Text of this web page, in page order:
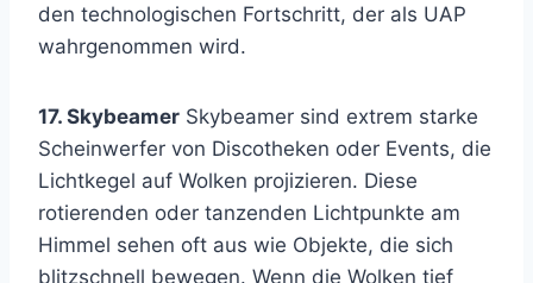
den technologischen Fortschritt, der als UAP
wahrgenommen wird.
17. Skybeamer Skybeamer sind extrem starke
Scheinwerfer von Discotheken oder Events, die
Lichtkegel auf Wolken projizieren. Diese
rotierenden oder tanzenden Lichtpunkte am
Himmel sehen oft aus wie Objekte, die sich
blitzschnell bewegen. Wenn die Wolken tief